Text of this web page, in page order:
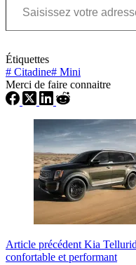
Étiquettes
# Citadine# Mini
Merci de faire connaitre
Article précédent Kia
confortable et performant